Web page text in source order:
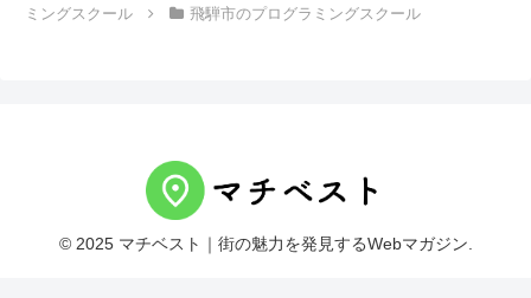
ミングスクール
飛騨市のプログラミングスクール
© 2025 マチベスト｜街の魅力を発見するWebマガジン.